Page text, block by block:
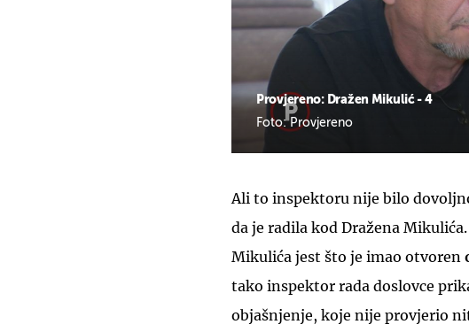
Provjereno: Dražen Mikulić - 4
Foto: Provjereno
Ali to inspektoru nije bilo
da je radila kod Dražena
Mikulića jest što je imao otvoren
tako inspektor rada doslovce
objašnjenje, koje nije provjerio